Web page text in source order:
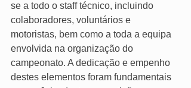
se a todo o staff técnico, incluindo
colaboradores, voluntários e
motoristas, bem como a toda a equipa
envolvida na organização do
campeonato. A dedicação e empenho
destes elementos foram fundamentais